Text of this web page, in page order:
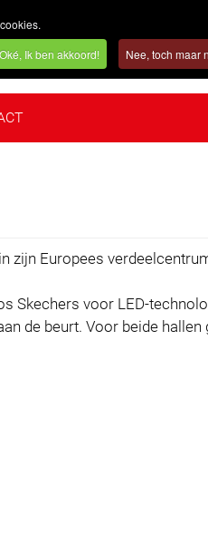
zijn Europees
Skechers voor LED-
de beurt. Voor beide hallen
Oké, Ik ben akkoord!
Nee, toch maar